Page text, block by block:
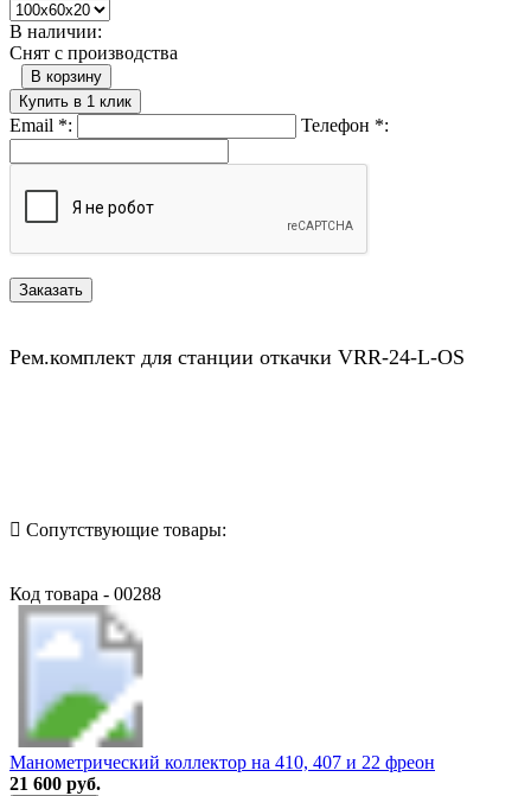
В наличии:
Снят с производства
В корзину
Купить в 1 клик
Email *: Телефон *:
Рем.комплект для станции откачки VRR-24-L-OS
Сопутствующие товары:
Код товара - 00288
Манометрический коллектор на 410, 407 и 22 фреон
21 600 руб.